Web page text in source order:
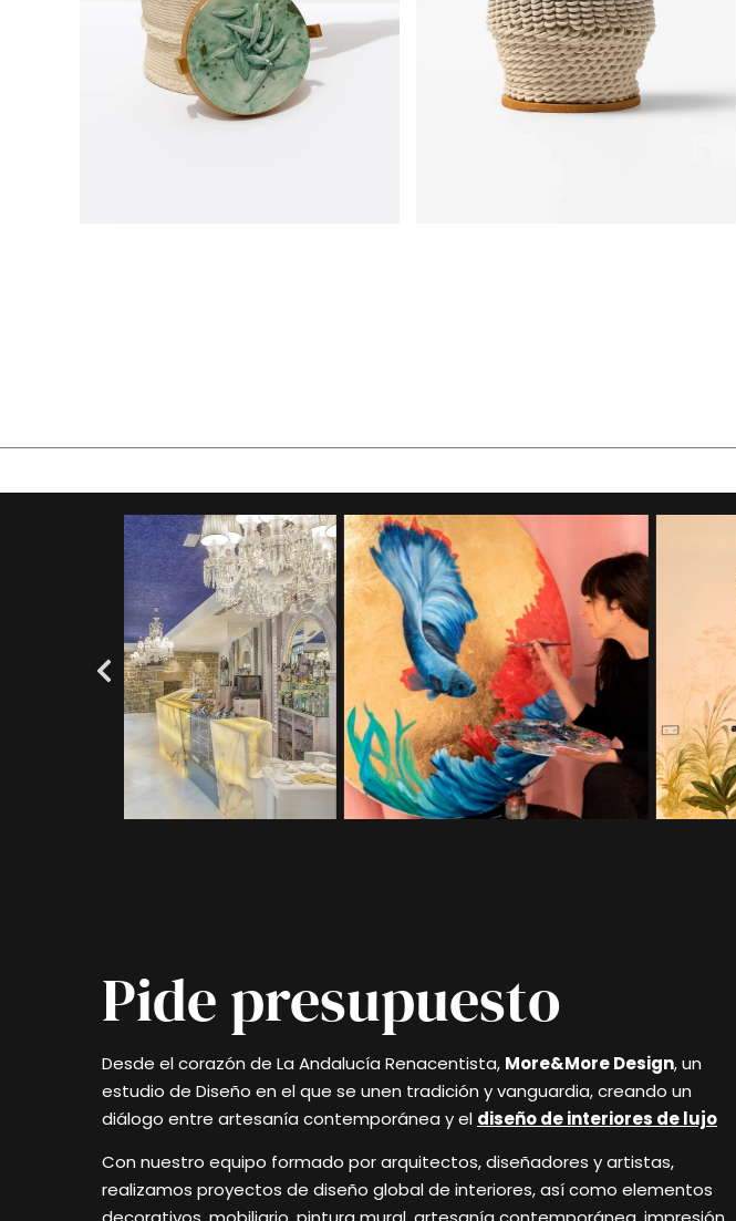
Pide presupuesto
Desde el corazón de La Andalucía Renacentista, More&More Design, un
estudio de Diseño en el que se unen tradición y vanguardia, creando un
diálogo entre artesanía contemporánea y el diseño de interiores de lujo
Con nuestro equipo formado por arquitectos, diseñadores y artistas,
realizamos proyectos de diseño global de interiores, así como elementos